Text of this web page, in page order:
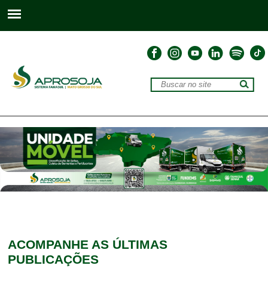
ACOMPANHE AS ÚLTIMAS
PUBLICAÇÕES